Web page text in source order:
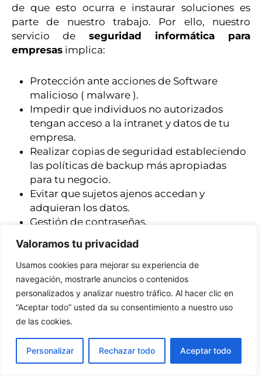
Valoramos tu privacidad
Usamos cookies para mejorar su experiencia de
navegación, mostrarle anuncios o contenidos
personalizados y analizar nuestro tráfico. Al hacer clic en
“Aceptar todo” usted da su consentimiento a nuestro uso
de las cookies.
Personalizar Rechazar todo Aceptar todo
de que esto ocurra e instaurar soluciones es
parte de nuestro trabajo. Por ello, nuestro
servicio de seguridad informática para
empresas implica:
Protección ante acciones de Software
malicioso ( malware ).
Impedir que individuos no autorizados
tengan acceso a la intranet y datos de tu
empresa.
Realizar copias de seguridad estableciendo
las políticas de backup más apropiadas
para tu negocio.
Evitar que sujetos ajenos accedan y
adquieran los datos.
Gestión de contraseñas.
Con todo ello, garantizamos la normalidad de la
actividad de tu empresa, sin que ésta quede
interrumpida por cualquier problema
informático.
La seguridad informática protege tus sistemas
de amenazas tanto externas como internas.